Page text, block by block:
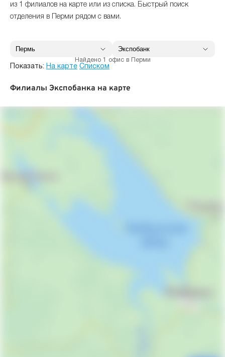
из 1 филиалов на карте или из списка. Быстрый поиск
отделения в Перми рядом с вами.
Найдено 1 офис в Перми
Показать: На карте Списком
Филиалы Экспобанка на карте